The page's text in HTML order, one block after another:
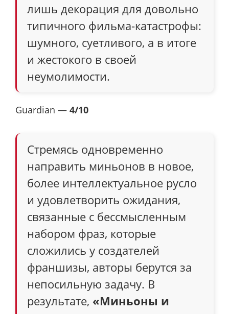
лишь декорация для довольно
типичного фильма-катастрофы:
шумного, суетливого, а в итоге
и жестокого в своей
неумолимости.
Guardian — 4/10
Стремясь одновременно
направить миньонов в новое,
более интеллектуальное русло
и удовлетворить ожидания,
связанные с бессмысленным
набором фраз, которые
сложились у создателей
франшизы, авторы берутся за
непосильную задачу. В
результате, «Миньоны и